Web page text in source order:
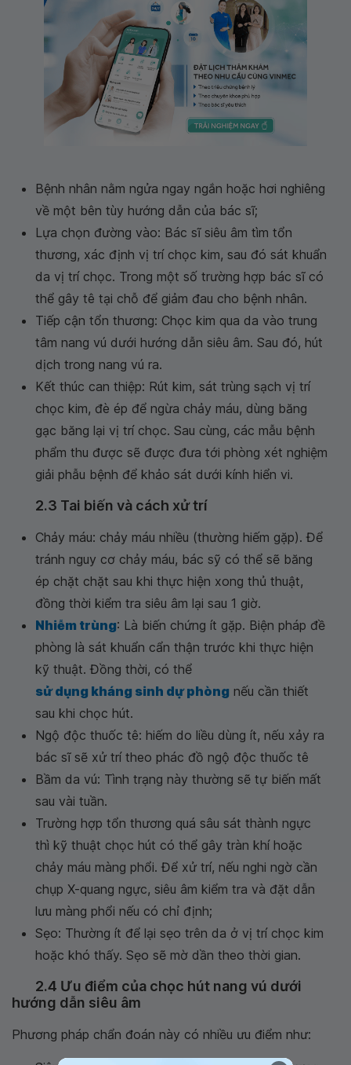
Bệnh nhân nằm ngửa ngay ngắn hoặc hơi nghiêng
về một bên tùy hướng dẫn của bác sĩ;
Lựa chọn đường vào: Bác sĩ siêu âm tìm tổn
thương, xác định vị trí chọc kim, sau đó sát khuẩn
da vị trí chọc. Trong một số trường hợp bác sĩ có
thể gây tê tại chỗ để giảm đau cho bệnh nhân.
Tiếp cận tổn thương: Chọc kim qua da vào trung
tâm nang vú dưới hướng dẫn siêu âm. Sau đó, hút
dịch trong nang vú ra.
Kết thúc can thiệp: Rút kim, sát trùng sạch vị trí
chọc kim, đè ép để ngừa chảy máu, dùng băng
gạc băng lại vị trí chọc. Sau cùng, các mẫu bệnh
phẩm thu được sẽ được đưa tới phòng xét nghiệm
giải phẫu bệnh để khảo sát dưới kính hiển vi.
2.3 Tai biến và cách xử trí
Chảy máu: chảy máu nhiều (thường hiếm gặp). Để
tránh nguy cơ chảy máu, bác sỹ có thể sẽ băng
ép chặt chặt sau khi thực hiện xong thủ thuật,
đồng thời kiểm tra siêu âm lại sau 1 giờ.
Nhiễm trùng: Là biến chứng ít gặp. Biện pháp đề
phòng là sát khuẩn cẩn thận trước khi thực hiện
kỹ thuật. Đồng thời, có thể
sử dụng kháng sinh dự phòng nếu cần thiết
sau khi chọc hút.
Ngộ độc thuốc tê: hiếm do liều dùng ít, nếu xảy ra
bác sĩ sẽ xử trí theo phác đồ ngộ độc thuốc tê
Bầm da vú: Tình trạng này thường sẽ tự biến mất
sau vài tuần.
Trường hợp tổn thương quá sâu sát thành ngực
thì kỹ thuật chọc hút có thể gây tràn khí hoặc
chảy máu màng phổi. Để xử trí, nếu nghi ngờ cần
chụp X-quang ngực, siêu âm kiểm tra và đặt dẫn
lưu màng phổi nếu có chỉ định;
Sẹo: Thường ít để lại sẹo trên da ở vị trí chọc kim
hoặc khó thấy. Sẹo sẽ mờ dần theo thời gian.
2.4 Ưu điểm của chọc hút nang vú dưới
hướng dẫn siêu âm
Phương pháp chẩn đoán này có nhiều ưu điểm như: